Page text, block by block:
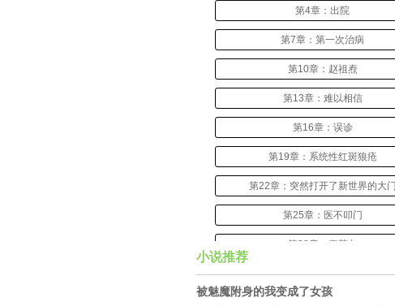
第4章：出院
第7章：第一次治病
第10章：赵祖焘
第13章：难以相信
第16章：误诊
第19章：系统性红斑狼疮
第22章：突然打开了新世界的大门
第25章：医不叩门
第28章：秦艽丸
第31章：体验一把富人的生活
小说推荐
被魅魔附身的我变成了女孩